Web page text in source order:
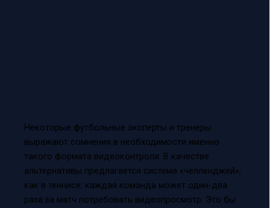
Некоторые футбольные эксперты и тренеры
выражают сомнения в необходимости именно
такого формата видеоконтроля. В качестве
альтернативы предлагается система «челленджей»,
как в теннисе: каждая команда может один-два
раза за матч потребовать видеопросмотр. Это бы